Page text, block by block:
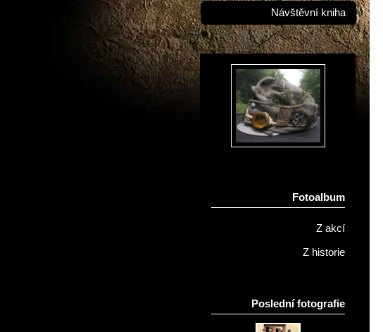
Návštěvní kniha
Fotoalbum
Z akcí
Z historie
Poslední fotografie